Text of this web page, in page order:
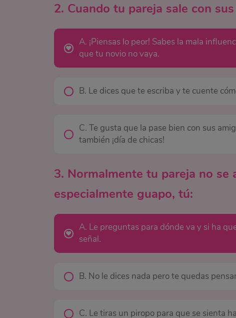
2. Cuando tu pareja sale con
A. ¡Piensas lo peor! Sabes la mala
que tu novio no vaya.
B. Le dices que te escriba y te cuente
C. Te gusta que la pase bien con sus
también ¡día de chicas!
3. Normalmente tu pareja no
especialmente guapo, tú:
A. Le preguntas para dónde va y si ha
señal.
B. No le dices nada pero te quedas
C. Le tiras un piropo para que se sienta